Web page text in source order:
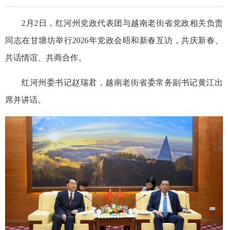
2月2日，红河州党政代表团与越南老街省党政相关负责
同志在甘塘坊举行2026年党政会晤和新春互访，共庆新春、
共话情谊、共商合作。
红河州委书记赵瑞君，越南老街省委常务副书记黄江出
席并讲话。